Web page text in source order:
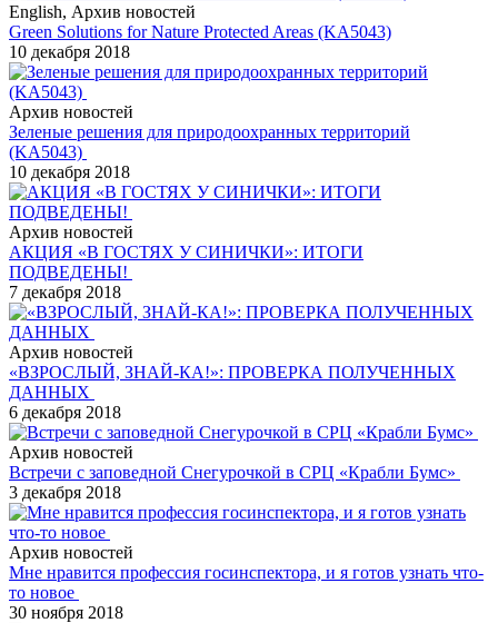
English, Архив новостей
Green Solutions for Nature Protected Areas (KA5043)
10 декабря 2018
Архив новостей
Зеленые решения для природоохранных территорий
(KA5043)
10 декабря 2018
Архив новостей
АКЦИЯ «В ГОСТЯХ У СИНИЧКИ»: ИТОГИ
ПОДВЕДЕНЫ!
7 декабря 2018
Архив новостей
«ВЗРОСЛЫЙ, ЗНАЙ-КА!»: ПРОВЕРКА ПОЛУЧЕННЫХ
ДАННЫХ
6 декабря 2018
Архив новостей
Встречи с заповедной Снегурочкой в СРЦ «Крабли Бумс»
3 декабря 2018
Архив новостей
Мне нравится профессия госинспектора, и я готов узнать что-
то новое
30 ноября 2018